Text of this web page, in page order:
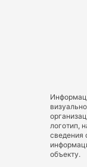
логотип,
сведения
объекту.